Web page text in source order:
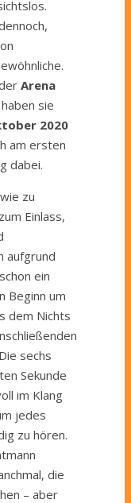
Arena
haben sie
2020
am ersten
dabei.
zu
Einlass,
aufgrund
ein
Beginn um
dem Nichts
sechs
Sekunde
im Klang
jedes
zu hören.
die
– aber